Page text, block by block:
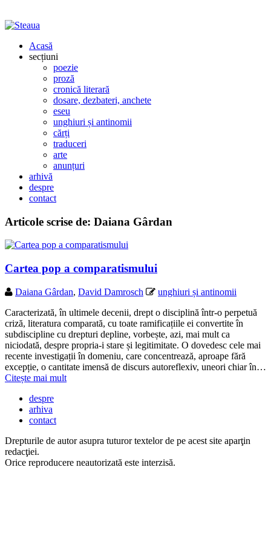
Acasă
secțiuni
poezie
proză
cronică literară
dosare, dezbateri, anchete
eseu
unghiuri și antinomii
cărți
traduceri
arte
anunțuri
arhivă
despre
contact
Articole scrise de: Daiana Gârdan
Cartea pop a comparatismului
Daiana Gârdan, David Damrosch
unghiuri și antinomii
Caracterizată, în ultimele decenii, drept o disciplină într-o perpetuă
criză, literatura comparată, cu toate ramificațiile ei convertite în
subdiscipline cu drepturi depline, vorbește, azi, mai mult ca
niciodată, despre propria-i stare și legitimitate. O dovedesc cele mai
recente investigații în domeniu, care concentrează, aproape fără
excepție, o cantitate imensă de discurs autoreflexiv, uneori chiar în…
Citește mai mult
despre
arhiva
contact
Drepturile de autor asupra tuturor textelor de pe acest site aparţin
redacţiei.
Orice reproducere neautorizată este interzisă.